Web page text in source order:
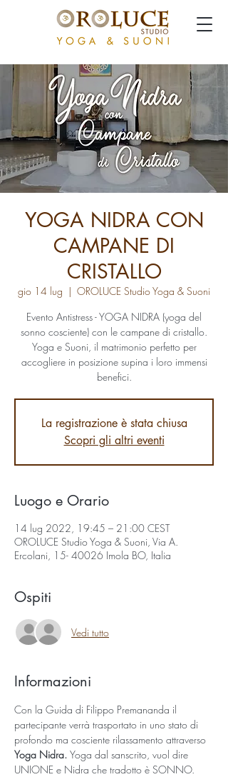
YOGA NIDRA CON
CAMPANE DI
CRISTALLO
gio 14 lug
  |
OROLUCE Studio Yoga & Suoni
Evento Antistress - YOGA NIDRA (yoga del
sonno cosciente) con le campane di cristallo.
Yoga e Suoni, il matrimonio perfetto per
accogliere in posizione supina i loro immensi
benefici.
La registrazione è stata chiusa
Scopri gli altri eventi
Luogo e Orario
14 lug 2022, 19:45 – 21:00 CEST
OROLUCE Studio Yoga & Suoni, Via A.
Ercolani, 15- 40026 Imola BO, Italia
Ospiti
Vedi tutto
Informazioni
Con la Guida di Filippo Premananda il
partecipante verrà trasportato in uno stato di
profondo ma cosciente rilassamento attraverso
Yoga Nidra. Yoga dal sanscrito, vuol dire
UNIONE e Nidra che tradotto è SONNO.